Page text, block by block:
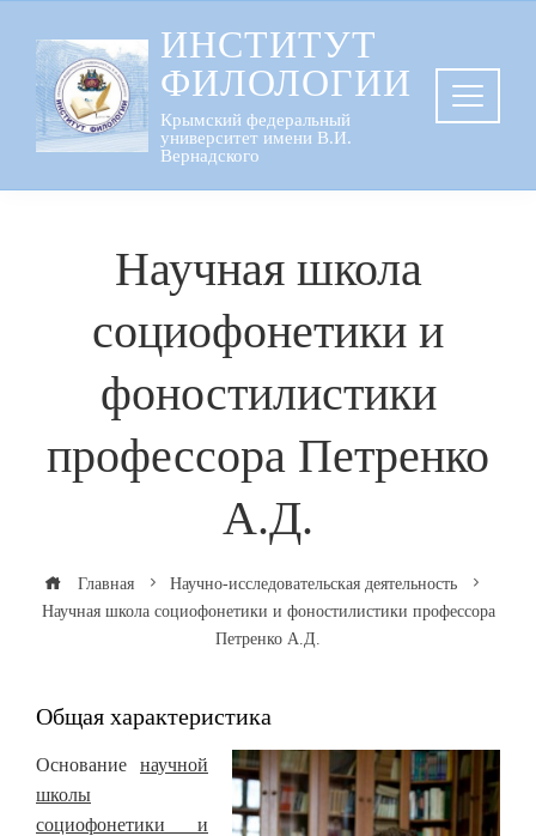
содержанию
ИНСТИТУТ
ФИЛОЛОГИИ
Крымский федеральный
университет имени В.И.
Вернадского
Научная школа
социофонетики и
фоностилистики
профессора Петренко
А.Д.
Главная
Научно-исследовательская деятельность
Научная школа социофонетики и фоностилистики профессора
Петренко А.Д.
Общая характеристика
Основание научной
школы
социофонетики и